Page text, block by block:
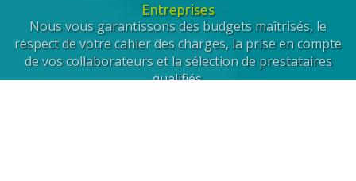
Entreprises
Nous vous garantissons des budgets maîtrisés, le
respect de votre cahier des charges, la prise en compte
de vos collaborateurs et la sélection de prestataires
qualifiés.